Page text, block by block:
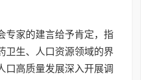
专家的建言给予肯定，指
卫生、人口资源领域的界
口高质量发展深入开展调